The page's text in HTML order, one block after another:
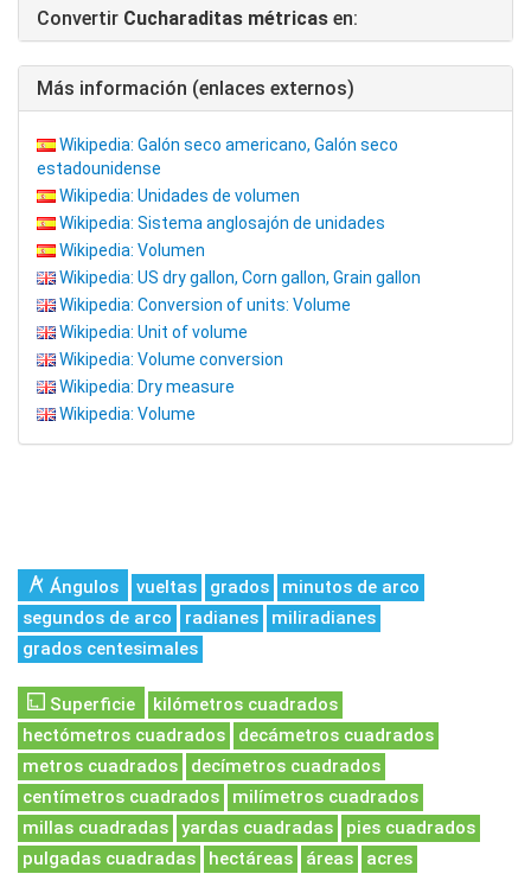
Convertir Cucharaditas métricas en:
Más información (enlaces externos)
Wikipedia: Galón seco americano, Galón seco
estadounidense
Wikipedia: Unidades de volumen
Wikipedia: Sistema anglosajón de unidades
Wikipedia: Volumen
Wikipedia: US dry gallon, Corn gallon, Grain gallon
Wikipedia: Conversion of units: Volume
Wikipedia: Unit of volume
Wikipedia: Volume conversion
Wikipedia: Dry measure
Wikipedia: Volume
Ángulos vueltas grados
minutos de arco
segundos de arco
radianes
miliradianes
grados centesimales
Superficie
kilómetros cuadrados
hectómetros cuadrados
decámetros cuadrados
metros cuadrados
decímetros cuadrados
centímetros cuadrados
milímetros cuadrados
millas cuadradas
yardas cuadradas
pies cuadrados
pulgadas cuadradas
hectáreas áreas acres